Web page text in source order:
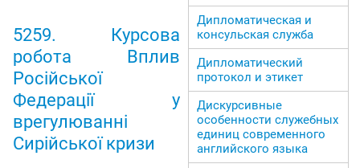
5259. Курсова
робота Вплив
Російської
Федерації у
врегулюванні
Сирійської кризи
Дипломатическая и
консульская служба
Дипломатический
протокол и этикет
Дискурсивные
особенности служебных
единиц современного
английского языка